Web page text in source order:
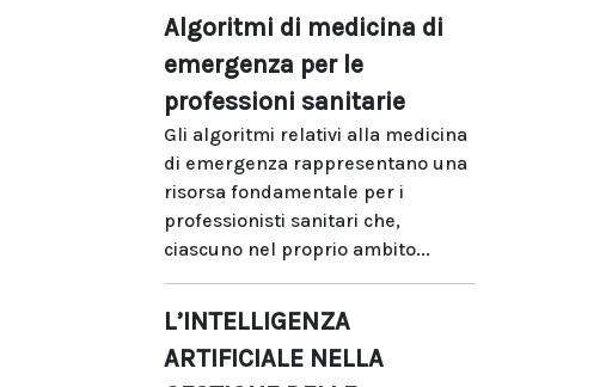
Algoritmi di medicina di
emergenza per le
professioni sanitarie
Gli algoritmi relativi alla medicina
di emergenza rappresentano una
risorsa fondamentale per i
professionisti sanitari che,
ciascuno nel proprio ambito...
L’INTELLIGENZA
ARTIFICIALE NELLA